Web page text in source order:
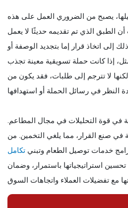
يصبح من الضروري العمل على هذه
أن الطبق الذي تم تقديمه حديثًا لا يعمل
إلى اتخاذ قرار إما بتجديد الوصفة أو
إذا كانت حملة تسويقية معينة تجذب
لا تترجم إلى طلبات، فقد يكون من
في قوة التحليلات في مجال المطاعم.
في صنع القرار، مما يلغي التخمين. من
خدمات توصيل الطعام وتبني تكامل
استراتيجياتها باستمرار، وضمان